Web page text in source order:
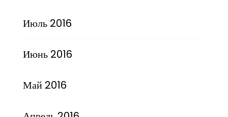
Июль 2016
Июнь 2016
Май 2016